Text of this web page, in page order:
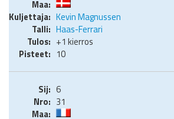
Kevin Magnussen
Haas-Ferrari
+1 kierros
10
6
31